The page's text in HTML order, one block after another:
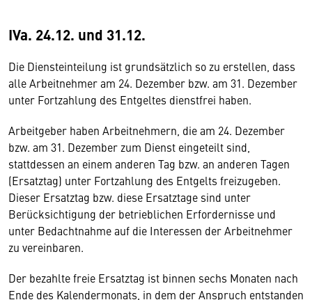
IVa. 24.12. und 31.12.
Die Diensteinteilung ist grundsätzlich so zu erstellen, dass
alle Arbeitnehmer am 24. Dezember bzw. am 31. Dezember
unter Fortzahlung des Entgeltes dienstfrei haben.
Arbeitgeber haben Arbeitnehmern, die am 24. Dezember
bzw. am 31. Dezember zum Dienst eingeteilt sind,
stattdessen an einem anderen Tag bzw. an anderen Tagen
(Ersatztag) unter Fortzahlung des Entgelts freizugeben.
Dieser Ersatztag bzw. diese Ersatztage sind unter
Berücksichtigung der betrieblichen Erfordernisse und
unter Bedachtnahme auf die Interessen der Arbeitnehmer
zu vereinbaren.
Der bezahlte freie Ersatztag ist binnen sechs Monaten nach
Ende des Kalendermonats, in dem der Anspruch entstanden